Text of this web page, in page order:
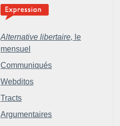
Alternative libertaire, le
mensuel
Communiqués
Webditos
Tracts
Argumentaires